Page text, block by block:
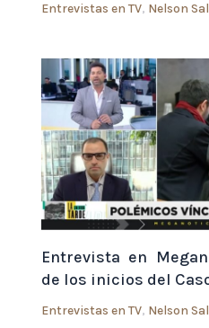
Entrevistas en TV, Nelson
Entrevista en
de los inicios del
Entrevistas en TV, Nelson